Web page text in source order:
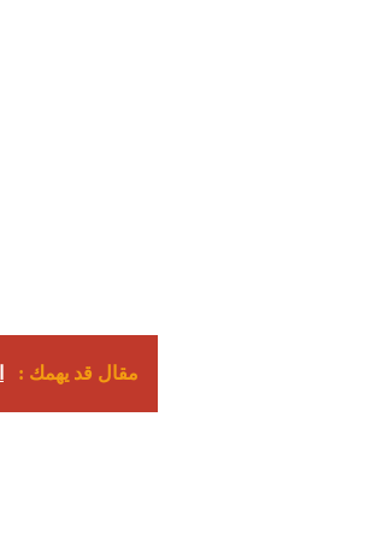
مقال قد يهمك :